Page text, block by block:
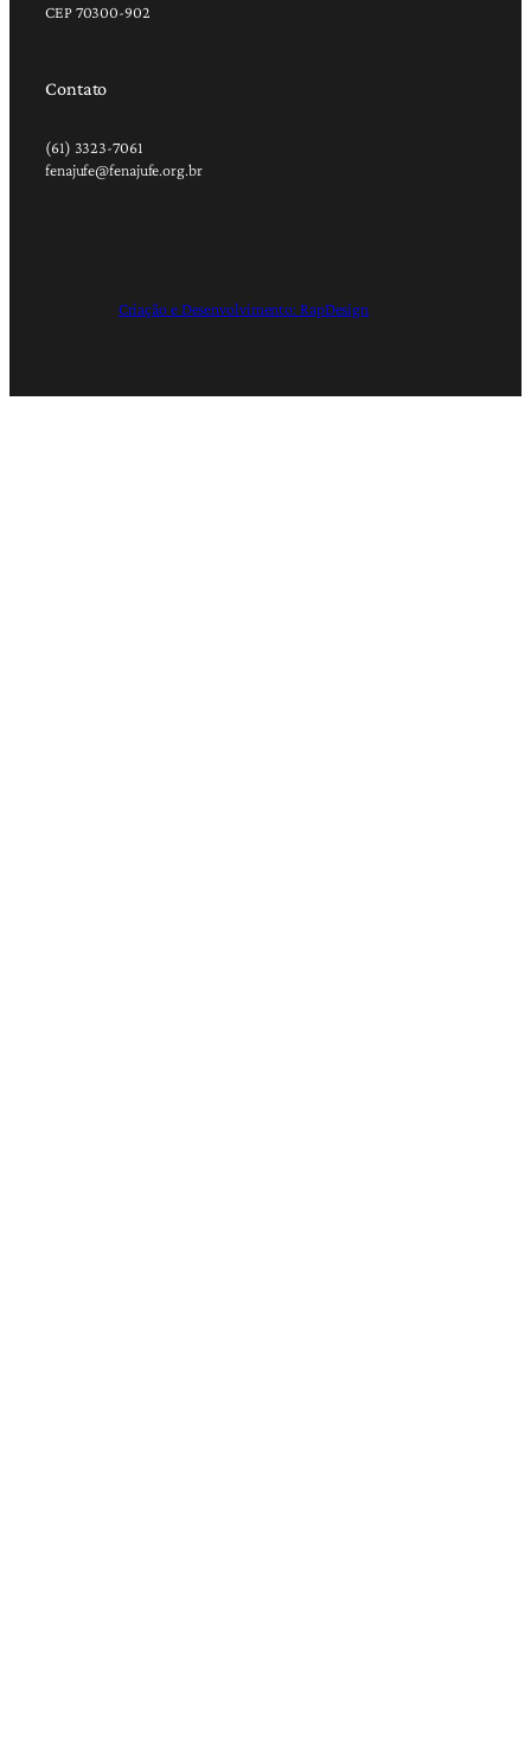
CEP 70300-902
Contato
(61) 3323-7061
fenajufe@fenajufe.org.br
Criação e Desenvolvimento: RapDesign